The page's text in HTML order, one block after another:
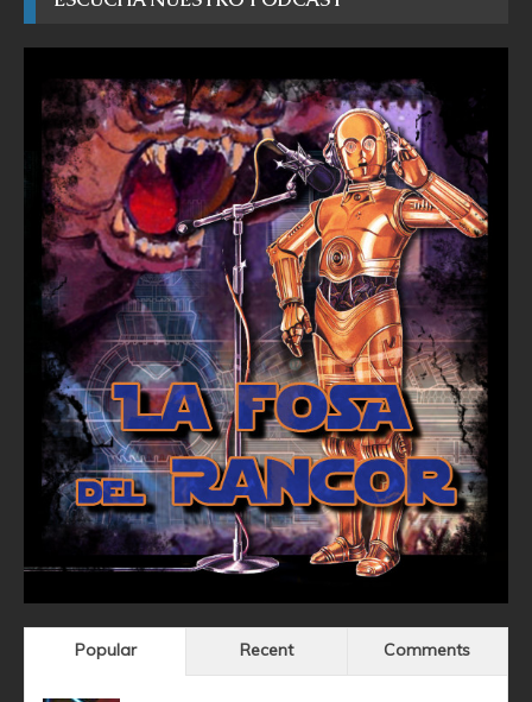
Popular Recent Comments